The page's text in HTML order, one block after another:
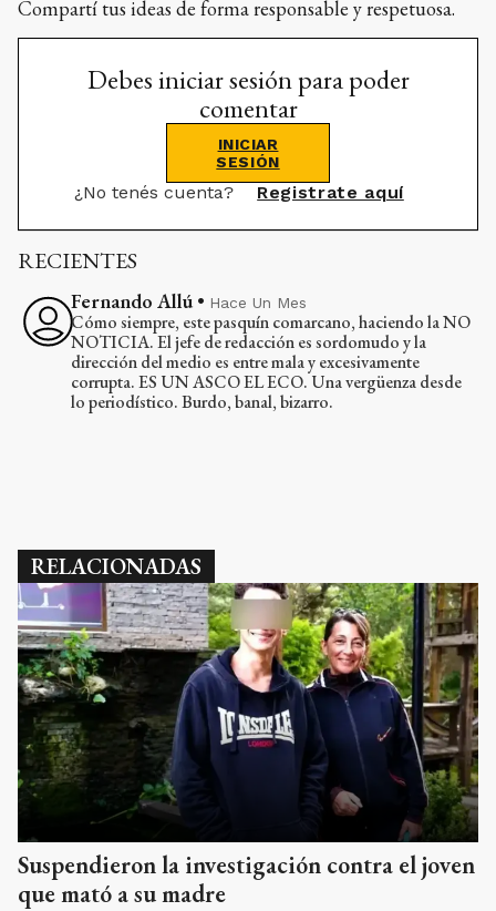
Compartí tus ideas de forma responsable y respetuosa.
Debes iniciar sesión para poder
comentar
INICIAR
SESIÓN
¿No tenés cuenta? Registrate aquí
RECIENTES
Fernando Allú • Hace Un Mes
Cómo siempre, este pasquín comarcano, haciendo la NO
NOTICIA. El jefe de redacción es sordomudo y la
dirección del medio es entre mala y excesivamente
corrupta. ES UN ASCO EL ECO. Una vergüenza desde
lo periodístico. Burdo, banal, bizarro.
RELACIONADAS
Suspendieron la investigación contra el joven
que mató a su madre